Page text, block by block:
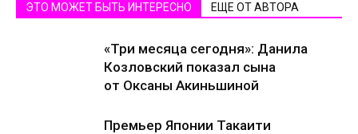
ЭТО МОЖЕТ БЫТЬ ИНТЕРЕСНО ЕЩЕ ОТ АВТОРА
«Три месяца сегодня»: Данила
Козловский показал сына
от Оксаны Акиньшиной
Премьер Японии Такаити